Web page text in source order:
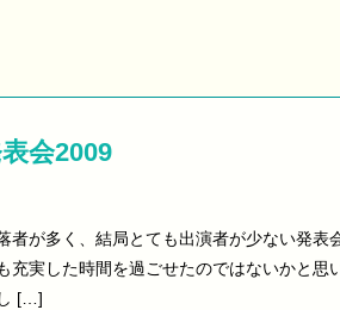
会2009
者が多く、結局とても出演者が少ない発表
充実した時間を過ごせたのではないかと思
[…]